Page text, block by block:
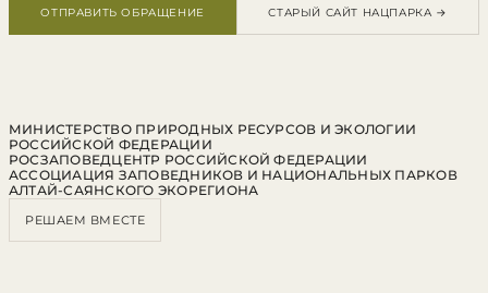
ОТПРАВИТЬ ОБРАЩЕНИЕ СТАРЫЙ САЙТ НАЦПАРКА →
МИНИСТЕРСТВО ПРИРОДНЫХ РЕСУРСОВ И ЭКОЛОГИИ
РОССИЙСКОЙ ФЕДЕРАЦИИ
РОСЗАПОВЕДЦЕНТР РОССИЙСКОЙ ФЕДЕРАЦИИ
АССОЦИАЦИЯ ЗАПОВЕДНИКОВ И НАЦИОНАЛЬНЫХ ПАРКОВ
АЛТАЙ-САЯНСКОГО ЭКОРЕГИОНА
РЕШАЕМ ВМЕСТЕ